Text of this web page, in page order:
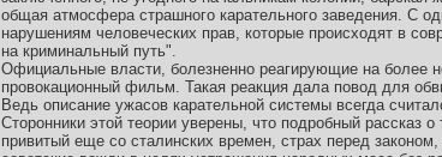
общая атмосфера страшного карательного заведения. С
нарушениям человеческих прав, которые происходят в
на криминальный путь".
Официальные власти, болезненно реагирующие на более
провокационный фильм. Такая реакция дала повод для
Ведь описание ужасов карательной системы всегда
Сторонники этой теории уверены, что подробный рассказ
привитый еще со сталинских времен, страх перед